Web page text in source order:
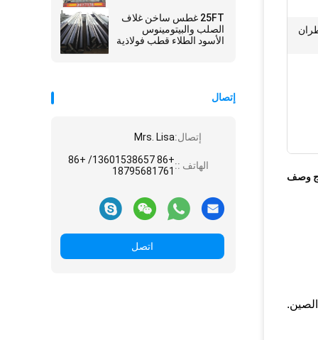
25FT غطس ساخن غلاف
الصلب والبيتومينوس
الأسود الطلاء قطب فولاذية
إتصال
إتصال:Mrs. Lisa
الهاتف ::
+86 13601538657/ +86
18795681761
اتصل
وصف